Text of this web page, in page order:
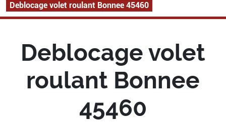
Deblocage volet roulant Bonnee 45460
Deblocage volet
roulant Bonnee
45460